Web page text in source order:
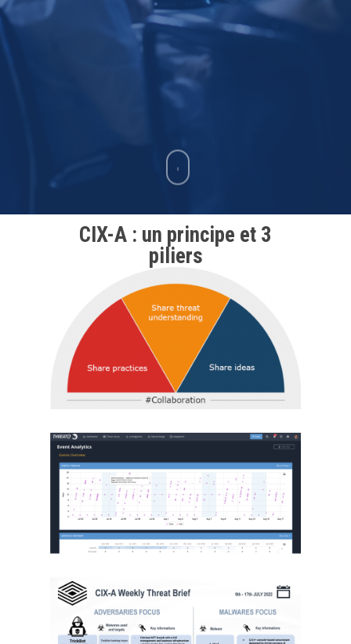
CIX-A : un principe et 3
piliers